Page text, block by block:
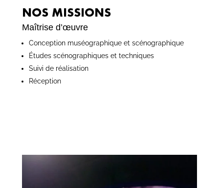
NOS MISSIONS
Maîtrise d’œuvre
Conception muséographique et scénographique
Études scénographiques et techniques
Suivi de réalisation
Réception